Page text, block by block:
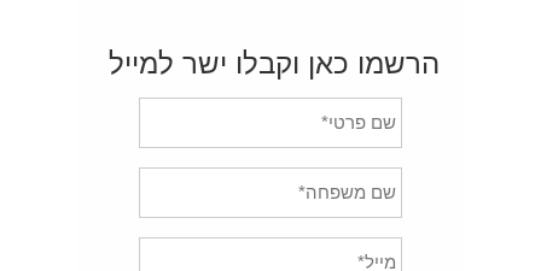
הרשמו כאן וקבלו ישר למייל